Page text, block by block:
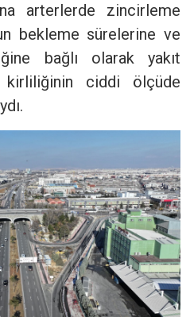
arterlerde zincirleme
bekleme sürelerine ve
bağlı olarak yakıt
ciddi ölçüde